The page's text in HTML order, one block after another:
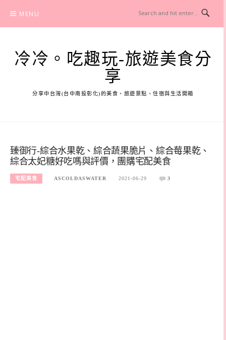
content
MENU
冷冷。吃趣玩-旅遊美食分
享
分享中台灣(台中南投彰化)的美食、旅遊景點、住宿與生活開箱
臻御行-綜合水果乾、綜合蔬果脆片、綜合莓果乾、
綜合太妃糖好吃嗎與評價，團購宅配美食
宅配美食 ASCOLDASWATER 2021-06-29 3